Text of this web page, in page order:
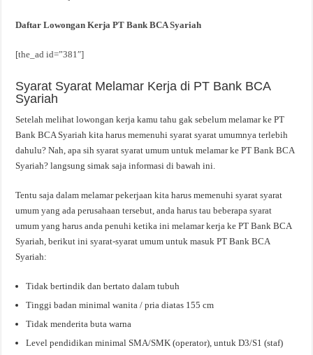
Daftar Lowongan Kerja PT Bank BCA Syariah
[the_ad id=”381″]
Syarat Syarat Melamar Kerja di PT Bank BCA
Syariah
Setelah melihat lowongan kerja kamu tahu gak sebelum melamar ke PT
Bank BCA Syariah kita harus memenuhi syarat syarat umumnya terlebih
dahulu? Nah, apa sih syarat syarat umum untuk melamar ke PT Bank BCA
Syariah? langsung simak saja informasi di bawah ini.
Tentu saja dalam melamar pekerjaan kita harus memenuhi syarat syarat
umum yang ada perusahaan tersebut, anda harus tau beberapa syarat
umum yang harus anda penuhi ketika ini melamar kerja ke PT Bank BCA
Syariah, berikut ini syarat-syarat umum untuk masuk PT Bank BCA
Syariah:
Tidak bertindik dan bertato dalam tubuh
Tinggi badan minimal wanita / pria diatas 155 cm
Tidak menderita buta warna
Level pendidikan minimal SMA/SMK (operator), untuk D3/S1 (staf)